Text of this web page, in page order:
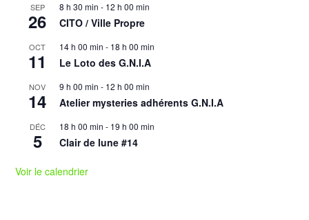
SEP
26
8 h 30 min - 12 h 00 min
CITO / Ville Propre
OCT
11
14 h 00 min - 18 h 00 min
Le Loto des G.N.I.A
NOV
14
9 h 00 min - 12 h 00 min
Atelier mysteries adhérents G.N.I.A
DÉC
5
18 h 00 min - 19 h 00 min
Clair de lune #14
Voir le calendrier